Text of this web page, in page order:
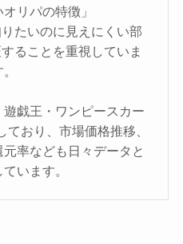
リパの特徴」
たいのに見えにくい部
ることを重視していま
戯王・ワンピースカー
ており、市場価格推移、
率なども日々データと
います。